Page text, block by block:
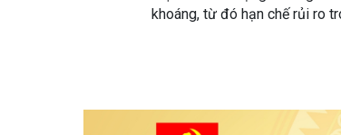
khoáng, từ đó hạn chế rủi ro